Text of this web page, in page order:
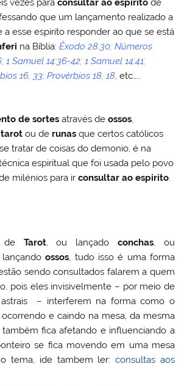
vezes paraconsultar ao espírito de
que um lançamento realizado a
a esse espirito responder ao que se está
na Bíblia:Êxodo 28.30; Números
1 Samuel 14:36-42; 1 Samuel 14:41;
16, 33; Provérbios 18, 18, etc…..
de sortes através deossos,
tarotou de runas que certos católicos
tratar de coisas do demonio, é na
espiritual que foi usada pelo povo
milénios para irconsultar ao espirito.
de Tarot, ou lançadoconchas, ou
lançandoossos, tudo isso é uma forma
sendo consultados falarem a quem
pois eles invisivelmente – por meio de
– interferem na forma como o
e caindo na mesa, da mesma
fica afetando e influenciando a
se fica movendo em uma mesa
tema, ide tambem ler:consultas aos